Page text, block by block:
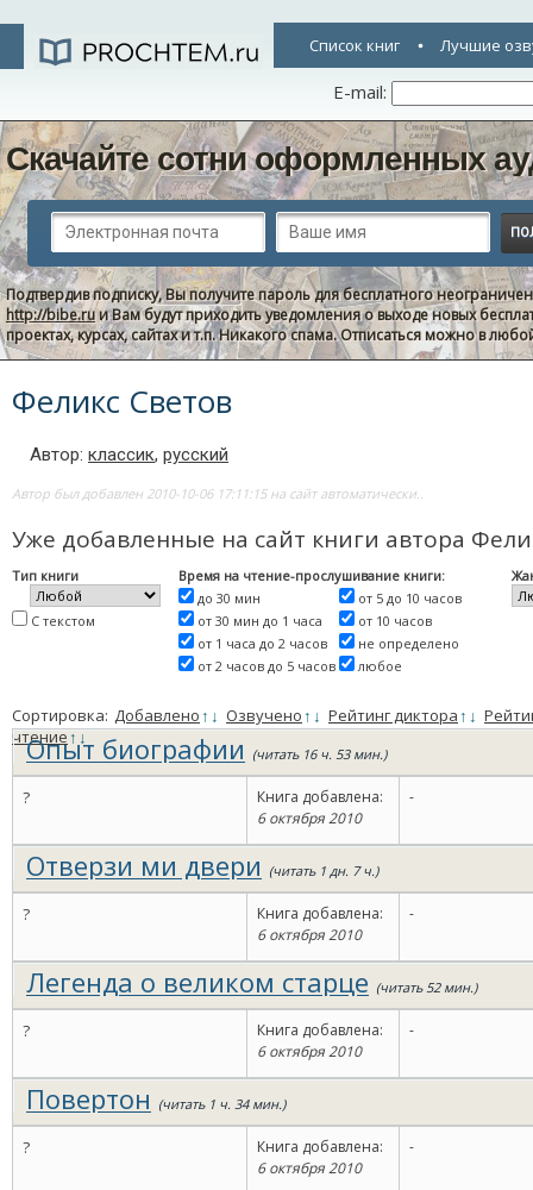
Список книг Лучшие
E-mail:
Скачайте сотни оформленных
Подтвердив подписку, Вы получите пароль для бесплатного
http://bibe.ruи Вам будут приходить уведомления о выходе новых
проектах, курсах, сайтах и т.п. Никакого спама. Отписаться можно в
Феликс Светов
Автор: классик, русский
Автор был добавлен 2010-10-06 17:11:15 на сайт автоматически..
Уже добавленные на сайт книги автора
Тип книги
С текстом
Время на чтение-прослушивание книги:
до 30 мин
от 30 мин до 1 часа
от 1 часа до 2 часов
от 2 часов до 5 часов
от 5 до 10 часов
от 10 часов
не определено
любое
Сортировка: Добавлено↑ ↓ Озвучено↑ ↓ Рейтинг диктора↑ ↓
чтение↑↓
Опыт биографии (читать 16 ч. 53 мин.)
?
Книга добавлена:
6 октября 2010
-
Отверзи ми двери (читать 1 дн. 7 ч.)
?
Книга добавлена:
6 октября 2010
-
Легенда о великом старце (читать 52 мин.)
?
Книга добавлена:
6 октября 2010
-
Повертон (читать 1 ч. 34 мин.)
?
Книга добавлена:
6 октября 2010
-